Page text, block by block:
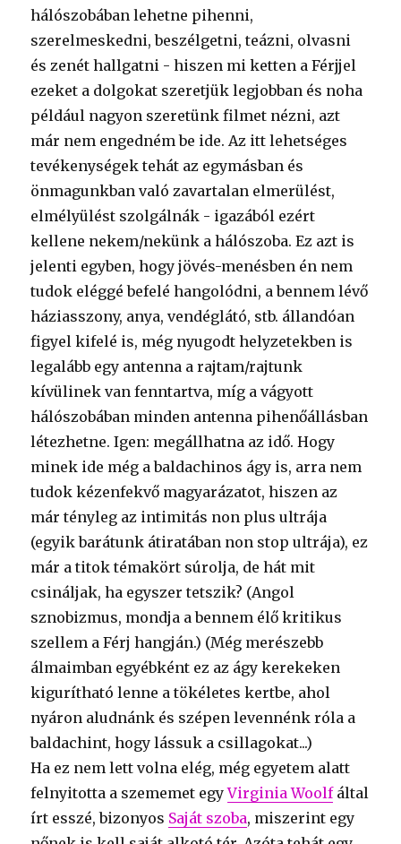
hálószobában lehetne pihenni,
szerelmeskedni, beszélgetni, teázni, olvasni
és zenét hallgatni - hiszen mi ketten a Férjjel
ezeket a dolgokat szeretjük legjobban és noha
például nagyon szeretünk filmet nézni, azt
már nem engedném be ide. Az itt lehetséges
tevékenységek tehát az egymásban és
önmagunkban való zavartalan elmerülést,
elmélyülést szolgálnák - igazából ezért
kellene nekem/nekünk a hálószoba. Ez azt is
jelenti egyben, hogy jövés-menésben én nem
tudok eléggé befelé hangolódni, a bennem lévő
háziasszony, anya, vendéglátó, stb. állandóan
figyel kifelé is, még nyugodt helyzetekben is
legalább egy antenna a rajtam/rajtunk
kívülinek van fenntartva, míg a vágyott
hálószobában minden antenna pihenőállásban
létezhetne. Igen: megállhatna az idő. Hogy
minek ide még a baldachinos ágy is, arra nem
tudok kézenfekvő magyarázatot, hiszen az
már tényleg az intimitás non plus ultrája
(egyik barátunk átiratában non stop ultrája), ez
már a titok témakört súrolja, de hát mit
csináljak, ha egyszer tetszik? (Angol
sznobizmus, mondja a bennem élő kritikus
szellem a Férj hangján.) (Még merészebb
álmaimban egyébként ez az ágy kerekeken
kigurítható lenne a tökéletes kertbe, ahol
nyáron aludnánk és szépen levennénk róla a
baldachint, hogy lássuk a csillagokat...)
Ha ez nem lett volna elég, még egyetem alatt
felnyitotta a szememet egyVirginia Woolfáltal
írt esszé, bizonyos Saját szoba, miszerint egy